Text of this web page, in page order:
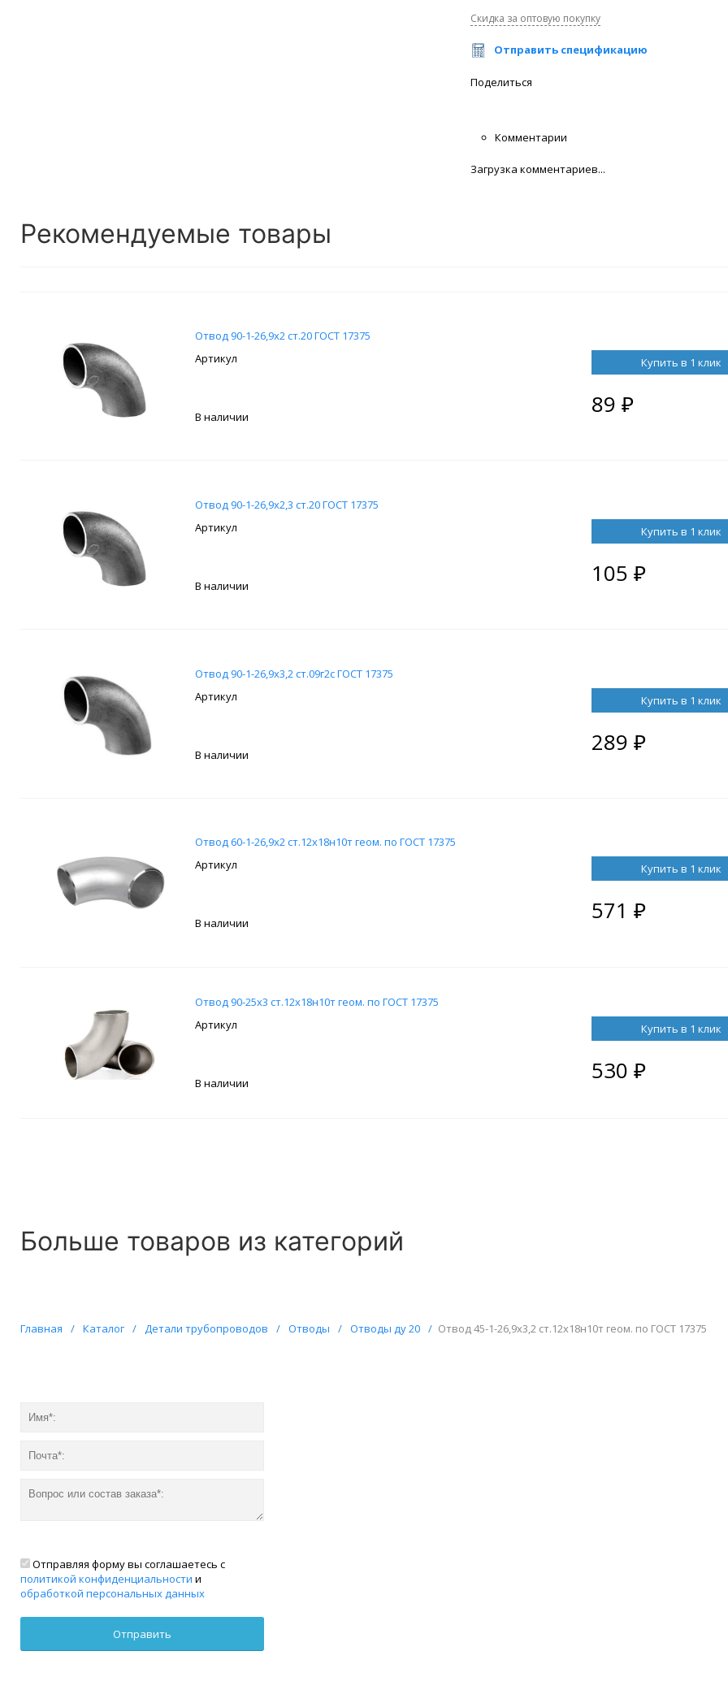
Скидка за оптовую покупку
Отправить спецификацию
Поделиться
Комментарии
Загрузка комментариев...
Рекомендуемые товары
Отвод 90-1-26,9х2 ст.20 ГОСТ 17375
В наличии
Купить в 1 клик
89₽
Отвод 90-1-26,9х2,3 ст.20 ГОСТ 17375
В наличии
Купить в 1 клик
105₽
Отвод 90-1-26,9х3,2 ст.09г2с ГОСТ 17375
В наличии
Купить в 1 клик
289₽
Отвод 60-1-26,9х2 ст.12х18н10т геом. по ГОСТ 17375
В наличии
Купить в 1 клик
571₽
Отвод 90-25х3 ст.12х18н10т геом. по ГОСТ 17375
В наличии
Купить в 1 клик
530₽
Больше товаров из категорий
Главная / Каталог / Детали трубопроводов / Отводы / Отводы ду 20 / Отвод 45-1-26,9х3,2 ст.12х18н10т геом. по ГОСТ 17375
Отправляя форму вы соглашаетесь с
политикой конфиденциальности и
обработкой персональных данных